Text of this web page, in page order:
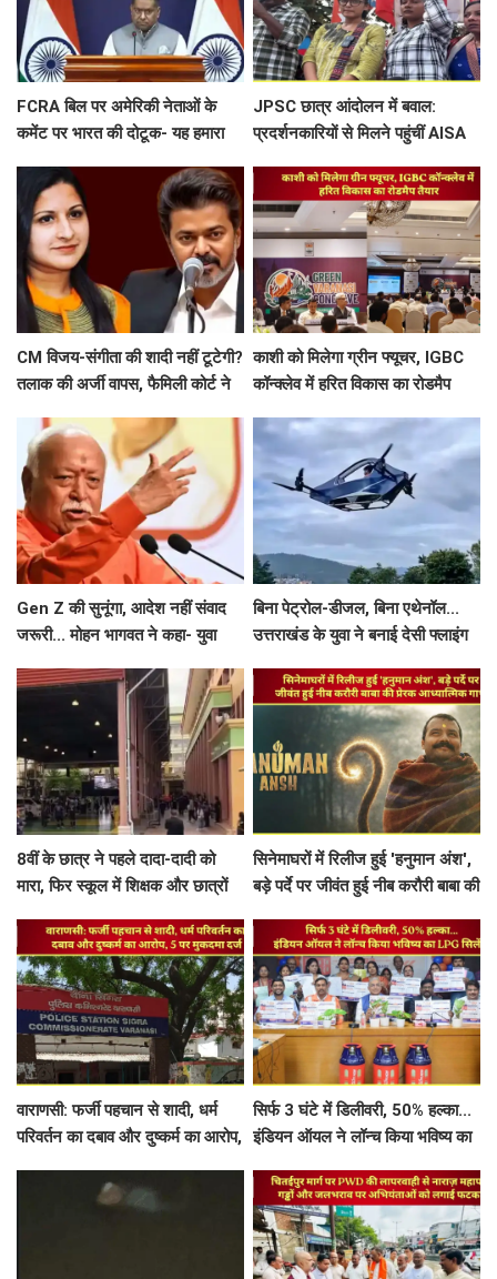
FCRA बिल पर अमेरिकी नेताओं के
कमेंट पर भारत की दोटूक- यह हमारा
अपने कानून देखिए
JPSC छात्र आंदोलन में बवाल:
प्रदर्शनकारियों से मिलने पहुंचीं AISA
CM विजय-संगीता की शादी नहीं टूटेगी?
तलाक की अर्जी वापस, फैमिली कोर्ट ने
काशी को मिलेगा ग्रीन फ्यूचर, IGBC
कॉन्क्लेव में हरित विकास का रोडमैप
Gen Z की सुनूंगा, आदेश नहीं संवाद
जरूरी... मोहन भागवत ने कहा- युवा
गलत
बिना पेट्रोल-डीजल, बिना एथेनॉल...
उत्तराखंड के युवा ने बनाई देसी फ्लाइंग
8वीं के छात्र ने पहले दादा-दादी को
मारा, फिर स्कूल में शिक्षक और छात्रों
सिनेमाघरों में रिलीज हुई 'हनुमान अंश',
बड़े पर्दे पर जीवंत हुई नीब करौरी बाबा की
वाराणसी: फर्जी पहचान से शादी, धर्म
परिवर्तन का दबाव और दुष्कर्म का आरोप,
सिर्फ 3 घंटे में डिलीवरी, 50% हल्का...
इंडियन ऑयल ने लॉन्च किया भविष्य का